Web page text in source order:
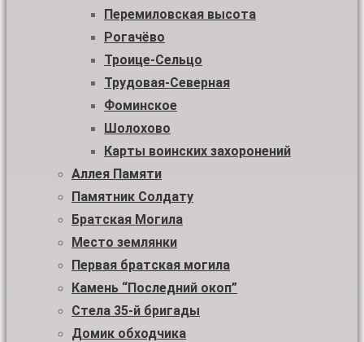
Перемиловская высота
Рогачёво
Троице-Сельцо
Трудовая-Северная
Фоминское
Шолохово
Карты воинских захоронений
Аллея Памяти
Памятник Солдату
Братская Могила
Место землянки
Первая братская могила
Камень “Последний окоп”
Стела 35-й бригады
Домик обходчика